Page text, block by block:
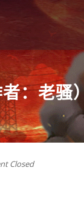
：老骚
Closed